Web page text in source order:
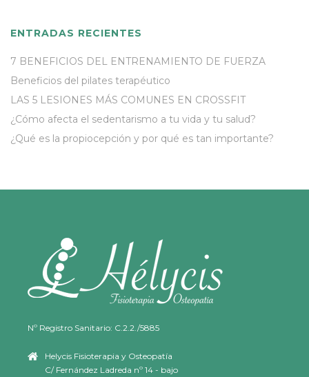
ENTRADAS RECIENTES
7 BENEFICIOS DEL ENTRENAMIENTO DE FUERZA
Beneficios del pilates terapéutico
LAS 5 LESIONES MÁS COMUNES EN CROSSFIT
¿Cómo afecta el sedentarismo a tu vida y tu salud?
¿Qué es la propiocepción y por qué es tan importante?
Nº Registro Sanitario: C.2.2./5885
Helycis Fisioterapia y Osteopatía
C/ Fernández Ladreda nº 14 - bajo